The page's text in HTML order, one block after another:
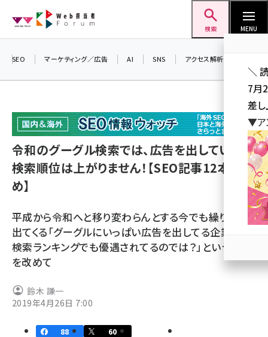
ン
検索 MENU
seo (3516)
ai (2799)
セミナー (2296)
z世代 (1617)
meo (1274)
llmo (1155)
SEO マーケティング／広告 AI SNS アクセス解析／データ分析
令和のグーグル検索では、広告を出していても
検索順位は上がりません！【SEO記事12本まと
め】
平成から令和へと移り変わらんとする今でも繰り返し
出てくる「グーグルにいっぱい広告を出してる企業は、
検索ランキングでも優遇されてるのでは？」という話題
を改めて
鈴木 謙一
2019年4月26日 7:00
88
60
＼
7月
差し
▼ア